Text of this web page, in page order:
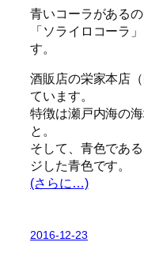
青いコーラがある
「ソライロコーラ
す。
酒販店の栄家本店
ています。
特徴は瀬戸内海の
と。
そして、青色であ
ジした青色です。
(さらに…)
2016-12-23